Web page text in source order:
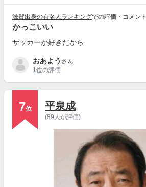
滋賀出身の有名人ランキングでの評価・コメント
かっこいい
サッカーが好きだから
おあよう さん
1位の評価
7位 平泉成
(89人が評価)